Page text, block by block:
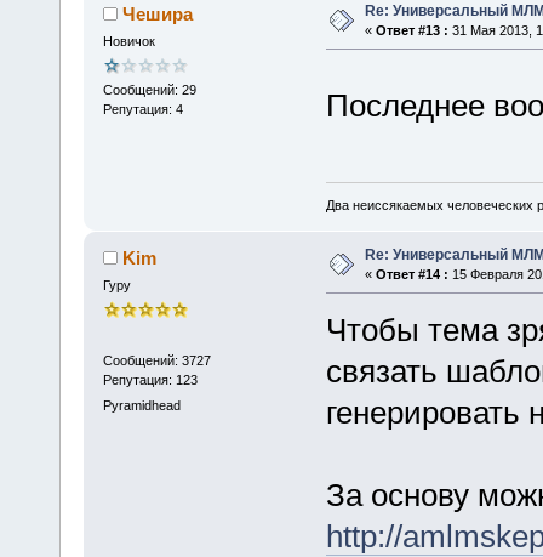
Чешира
Новичок
Сообщений: 29
Репутация: 4
Re: Универсальный
« Ответ #13 : 31 Мая 2013,
Последнее
Два неиссякаемых человеческих
Kim
Гуру
Сообщений: 3727
Репутация: 123
Pyramidhead
Re: Универсальный
« Ответ #14 : 15 Февраля
Чтобы тема
связать
генерировать
За основу
http://